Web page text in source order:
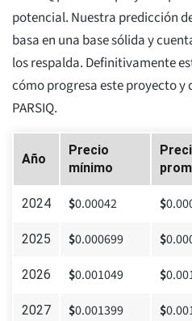
potencial. Nuestra predicción
basa en una base sólida y
los respalda. Definitivamente
cómo progresa este proyecto y
PARSIQ.
Año
Precio
mínimo
2024 $0.00042 $
2025 $0.000699 $
2026 $0.001049 $
2027 $0.001399 $